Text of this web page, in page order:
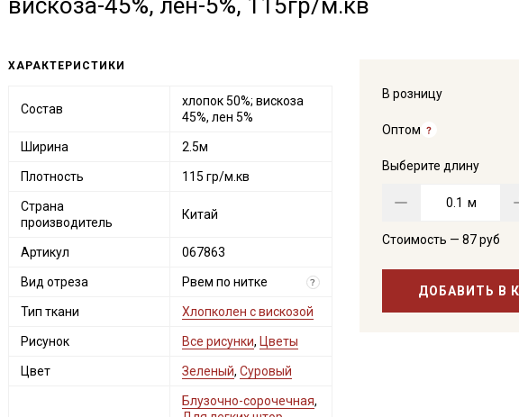
вискоза-45%, лен-5%, 115гр/м.кв
В розницу
Оптом
Выберите длину
м
Стоимость — 87руб
ДОБАВИТЬ В
ХАРАКТЕРИСТИКИ
Состав
хлопок 50%; вискоза
45%, лен 5%
Ширина 2.5м
Плотность 115 гр/м.кв
Страна
производитель
Китай
Артикул 067863
Вид отреза Рвем по нитке ?
Тип ткани Хлопколен с вискозой
Рисунок Все рисунки, Цветы
Цвет Зеленый, Суровый
Блузочно-сорочечная,